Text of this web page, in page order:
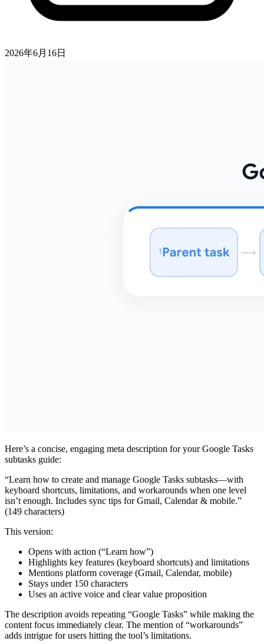
2026年6月16日
Here’s a concise, engaging meta description for your Google Tasks
subtasks guide:
“Learn how to create and manage Google Tasks subtasks—with
keyboard shortcuts, limitations, and workarounds when one level
isn’t enough. Includes sync tips for Gmail, Calendar & mobile.”
(149 characters)
This version:
Opens with action (“Learn how”)
Highlights key features (keyboard shortcuts) and limitations
Mentions platform coverage (Gmail, Calendar, mobile)
Stays under 150 characters
Uses an active voice and clear value proposition
The description avoids repeating “Google Tasks” while making the
content focus immediately clear. The mention of “workarounds”
adds intrigue for users hitting the tool’s limitations.